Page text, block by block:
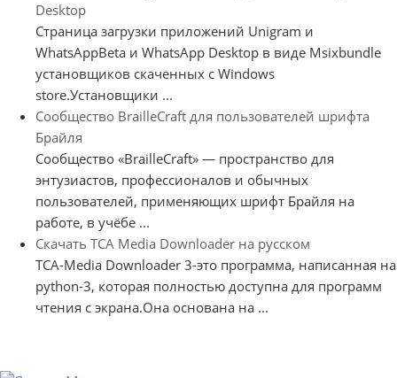
Desktop
Страница загрузки приложений Unigram и
WhatsAppBeta и WhatsApp Desktop в виде Msixbundle
установщиков скаченных с Windows
store.Установщики ...
Сообщество BrailleCraft для пользователей шрифта
Брайля
Сообщество «BrailleCraft» — пространство для
энтузиастов, профессионалов и обычных
пользователей, применяющих шрифт Брайля на
работе, в учёбе ...
Скачать TCA Media Downloader на русском
TCA-Media Downloader 3-это программа, написанная на
python-3, которая полностью доступна для программ
чтения с экрана.Она основана на ...